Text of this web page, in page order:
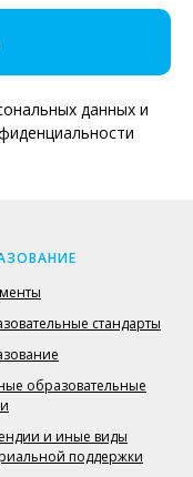
данных и
стандарты
образовательные
и иные виды
поддержки